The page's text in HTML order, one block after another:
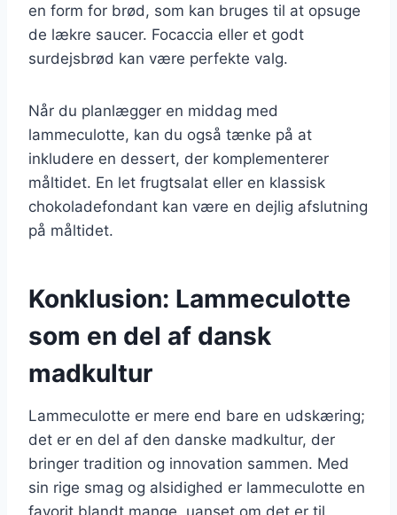
en form for brød, som kan bruges til at opsuge
de lækre saucer. Focaccia eller et godt
surdejsbrød kan være perfekte valg.
Når du planlægger en middag med
lammeculotte, kan du også tænke på at
inkludere en dessert, der komplementerer
måltidet. En let frugtsalat eller en klassisk
chokoladefondant kan være en dejlig afslutning
på måltidet.
Konklusion: Lammeculotte
som en del af dansk
madkultur
Lammeculotte er mere end bare en udskæring;
det er en del af den danske madkultur, der
bringer tradition og innovation sammen. Med
sin rige smag og alsidighed er lammeculotte en
favorit blandt mange, uanset om det er til